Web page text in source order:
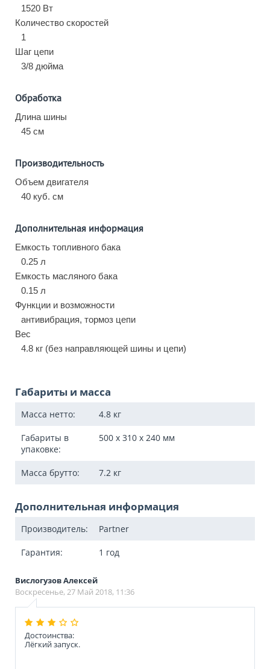
1520 Вт
Количество скоростей
1
Шаг цепи
3/8 дюйма
Обработка
Длина шины
45 см
Производительность
Объем двигателя
40 куб. см
Дополнительная информация
Емкость топливного бака
0.25 л
Емкость масляного бака
0.15 л
Функции и возможности
антивибрация, тормоз цепи
Вес
4.8 кг (без направляющей шины и цепи)
Габариты и масса
Масса нетто: 4.8 кг
Габариты в
упаковке:
500 x 310 x 240 мм
Масса брутто: 7.2 кг
Дополнительная информация
Производитель: Partner
Гарантия: 1 год
Вислогузов Алексей
Воскресенье, 27 Май 2018, 11:36
Достоинства:
Лёгкий запуск.